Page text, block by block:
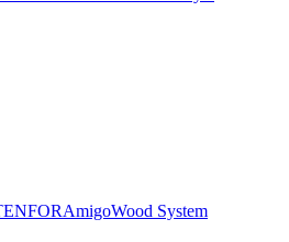
AmigoWood System